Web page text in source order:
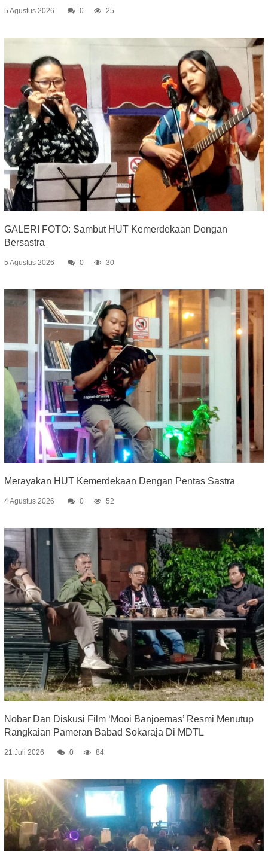
5 Agustus 2026 0 25
GALERI FOTO: Sambut HUT Kemerdekaan Dengan
Bersastra
5 Agustus 2026 0 30
Merayakan HUT Kemerdekaan Dengan Pentas Sastra
4 Agustus 2026 0 52
Nobar Dan Diskusi Film ‘Mooi Banjoemas’ Resmi Menutup
Rangkaian Pameran Babad Sokaraja Di MDTL
21 Juli 2026 0 84